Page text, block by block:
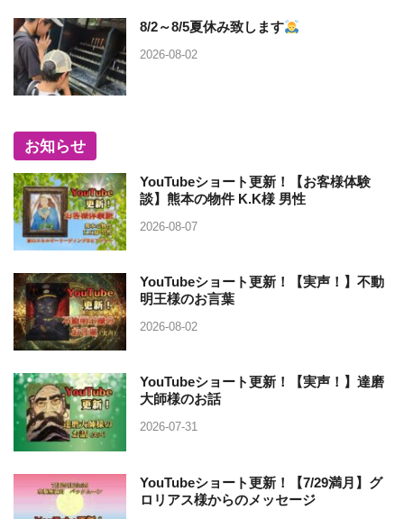
8/2～8/5夏休み致します
2026-08-02
お知らせ
YouTubeショート更新！【お客様体験
談】熊本の物件 K.K様 男性
2026-08-07
YouTubeショート更新！【実声！】不動
明王様のお言葉
2026-08-02
YouTubeショート更新！【実声！】達磨
大師様のお話
2026-07-31
YouTubeショート更新！【7/29満月】グ
ロリアス様からのメッセージ